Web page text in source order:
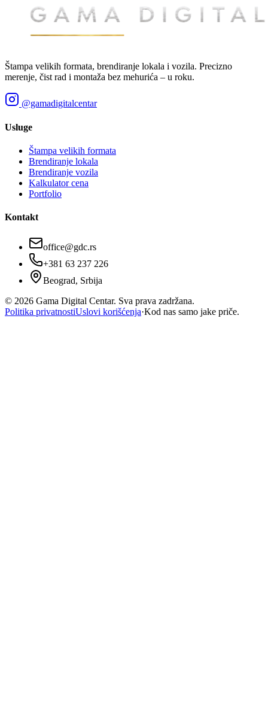
Štampa velikih formata, brendiranje lokala i vozila. Precizno
merenje, čist rad i montaža bez mehurića – u roku.
@gamadigitalcentar
Usluge
Štampa velikih formata
Brendiranje lokala
Brendiranje vozila
Kalkulator cena
Portfolio
Kontakt
office@gdc.rs
+381 63 237 226
Beograd, Srbija
© 2026 Gama Digital Centar. Sva prava zadržana.
Politika privatnostiUslovi korišćenja·Kod nas samo jake priče.